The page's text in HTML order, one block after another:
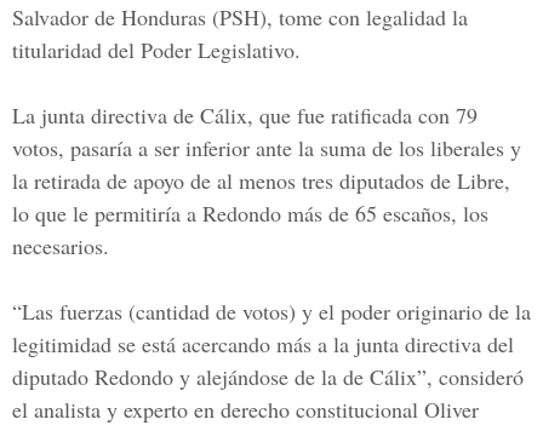
Salvador de Honduras (PSH), tome con legalidad la
titularidad del Poder Legislativo.
La junta directiva de Cálix, que fue ratificada con 79
votos, pasaría a ser inferior ante la suma de los liberales y
la retirada de apoyo de al menos tres diputados de Libre,
lo que le permitiría a Redondo más de 65 escaños, los
necesarios.
“Las fuerzas (cantidad de votos) y el poder originario de la
legitimidad se está acercando más a la junta directiva del
diputado Redondo y alejándose de la de Cálix”, consideró
el analista y experto en derecho constitucional Oliver